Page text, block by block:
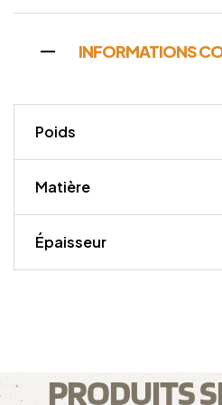
INFORMATIONS
Poids
Matière
Épaisseur
PRODUITS